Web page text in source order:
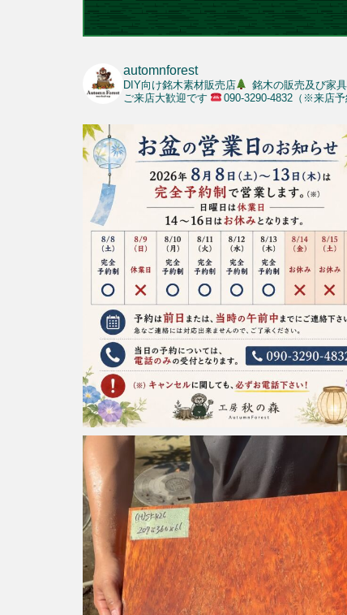
automnforest
DIY向け銘木素材販売店 銘木の販売及び家
ご来店大歓迎です
090-3290-4832（※来店予